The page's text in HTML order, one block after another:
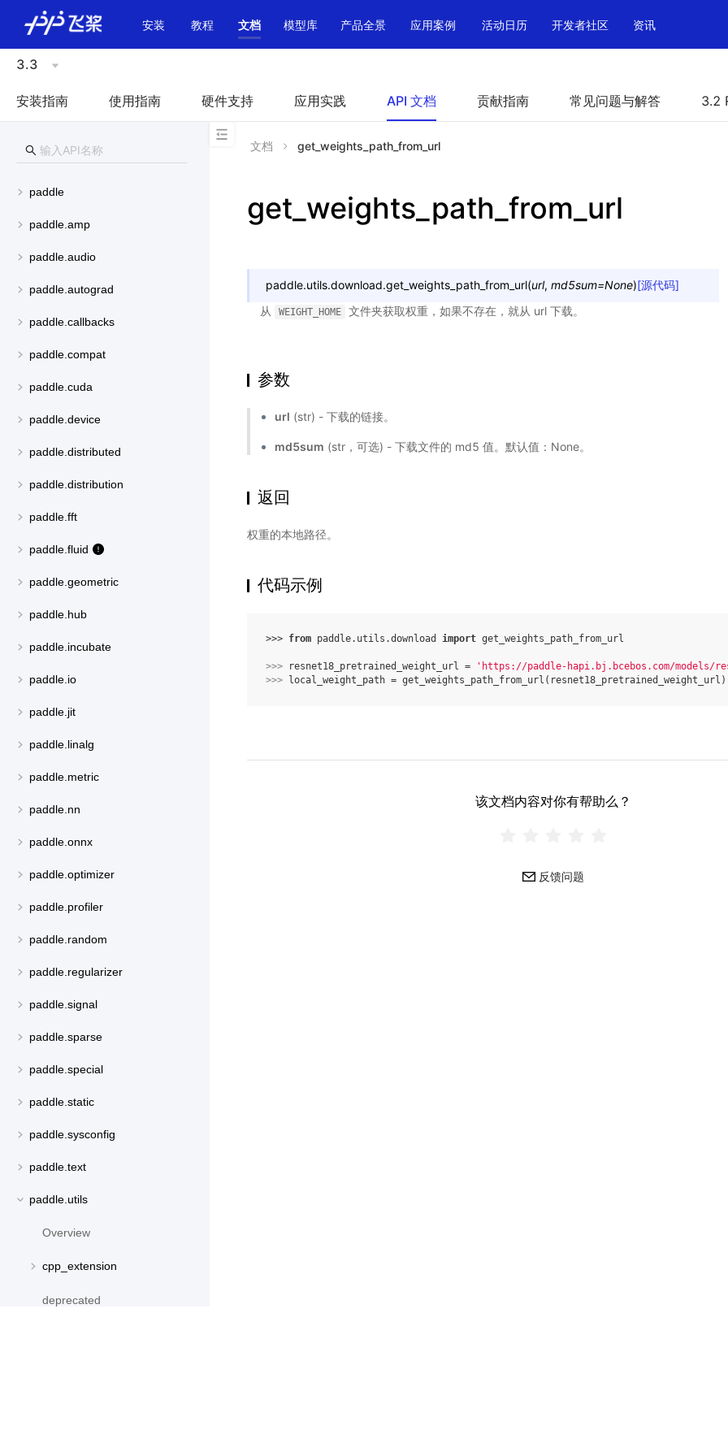
安装 教程 文档 模型库 产品全景 应用案例 活动日历 开发者社区 资讯
3.3
安装指南 使用指南 硬件支持 应用实践 API 文档 贡献指南 常见问题与解答 3.2
paddle
paddle.amp
paddle.audio
paddle.autograd
paddle.callbacks
paddle.compat
paddle.cuda
paddle.device
paddle.distributed
paddle.distribution
paddle.fft
paddle.fluid
paddle.geometric
paddle.hub
paddle.incubate
paddle.io
paddle.jit
paddle.linalg
paddle.metric
paddle.nn
paddle.onnx
paddle.optimizer
paddle.profiler
paddle.random
paddle.regularizer
paddle.signal
paddle.sparse
paddle.special
paddle.static
paddle.sysconfig
paddle.text
paddle.utils
Overview
cpp_extension
deprecated
文档 get_weights_path_from_url
get_weights_path_from_url
paddle.utils.download.get_weights_path_from_url(url, md5sum=None)[源代码]
从
WEIGHT_HOME 文件夹获取权重，如果不存在，就从 url 下载。
参数
url (str) - 下载的链接。
md5sum (str，可选) - 下载文件的 md5 值。默认值：None。
返回
权重的本地路径。
代码示例
>>> from paddle.utils.download import get_weights_path_from_url
>>> resnet18_pretrained_weight_url =
'https://paddle-hapi.bj.bcebos.com/models/
>>>
local_weight_path = get_weights_path_from_url ( resnet18_pretrained_weight_url )
该文档内容对你有帮助么？
反馈问题